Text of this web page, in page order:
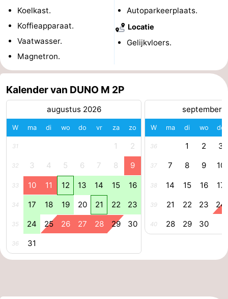
Fietsen
-
Wandelen
Paardrijden
-
Golfbanen
Eten
drinken
Praktisch
Forum
Route
Koelkast.
Koffieapparaat.
Vaatwasser.
Magnetron.
Autoparkeerplaats.
Locatie
Gelijkvloers.
Kalender van DUNO M 2P
augustus 2026
W ma di wo do vr za zo
31 1 2
32 3 4 5 6 7 8 9
33 10 11 12 13 14 15 16
34 17 18 19 20 21 22 23
35 24 25 26 27 28 29 30
36 31
september
W ma di wo do
36 1 2 3
37 7 8 9 10
38 14 15 16 17
39 21 22 23 24
40 28 29 30